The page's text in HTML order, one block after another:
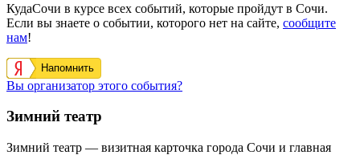
КудаСочи в курсе всех событий, которые пройдут в Сочи.
Если вы знаете о событии, которого нет на сайте, сообщите
нам!
Напомнить
Вы организатор этого события?
Зимний театр
Зимний театр — визитная карточка города Сочи и главная